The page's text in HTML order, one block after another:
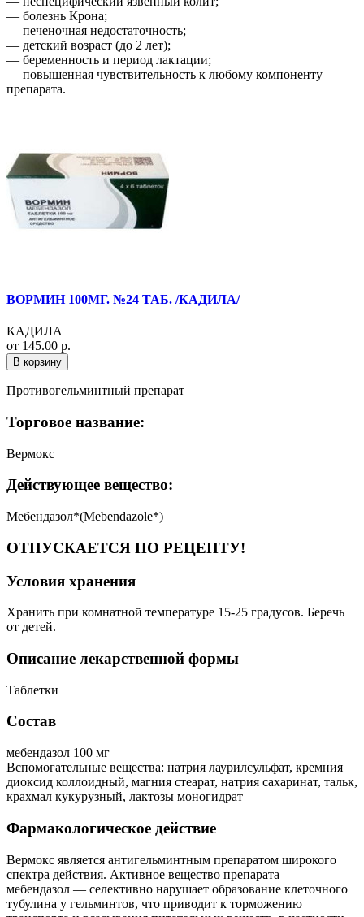
— болезнь Крона;
— печеночная недостаточность;
— детский возраст (до 2 лет);
— беременность и период лактации;
— повышенная чувствительность к любому компоненту
препарата.
ВОРМИН 100МГ. №24 ТАБ. /КАДИЛА/
КАДИЛА
от 145.00 р.
В корзину
Противогельминтный препарат
Торговое название:
Вермокс
Действующее вещество:
Мебендазол*(Mebendazole*)
ОТПУСКАЕТСЯ ПО РЕЦЕПТУ!
Условия хранения
Хранить при комнатной температуре 15-25 градусов. Беречь
от детей.
Описание лекарственной формы
Таблетки
Состав
мебендазол 100 мг
Вспомогательные вещества: натрия лаурилсульфат, кремния
диоксид коллоидный, магния стеарат, натрия сахаринат, тальк,
крахмал кукурузный, лактозы моногидрат
Фармакологическое действие
Вермокс является антигельминтным препаратом широкого
спектра действия. Активное вещество препарата —
мебендазол — селективно нарушает образование клеточного
тубулина у гельминтов, что приводит к торможению